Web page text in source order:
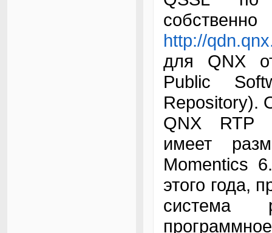
http://
для QNX
Public
Repository).
QNX RTP
имеет
Momentics
этого года,
система